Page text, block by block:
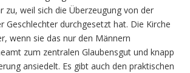
zu, weil sich die Überzeugung von der
Geschlechter durchgesetzt hat. Die Kirche
wenn sie das nur den Männern
zum zentralen Glaubensgut und knapp
ansiedelt. Es gibt auch den praktischen